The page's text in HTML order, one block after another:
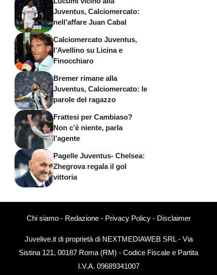
Juventus, Calciomercato:
nell’affare Juan Cabal
Calciomercato Juventus,
l’Avellino su Licina e
Finocchiaro
Bremer rimane alla
Juventus, Calciomercato: le
parole del ragazzo
Frattesi per Cambiaso?
Non c’è niente, parla
l’agente
Pagelle Juventus- Chelsea:
Zhegrova regala il gol
vittoria
Chi siamo- Redazione- Privacy Policy- Disclaimer
Juvelive.it di proprietà di NEXTMEDIAWEB SRL - Via
Sistina 121, 00187 Roma (RM) - Codice Fiscale e Partita
I.V.A. 09689341007